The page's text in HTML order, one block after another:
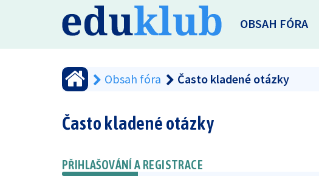
OBSAH FÓRA
Obsah fóra Často kladené otázky
Často kladené otázky
PŘIHLAŠOVÁNÍ A REGISTRACE